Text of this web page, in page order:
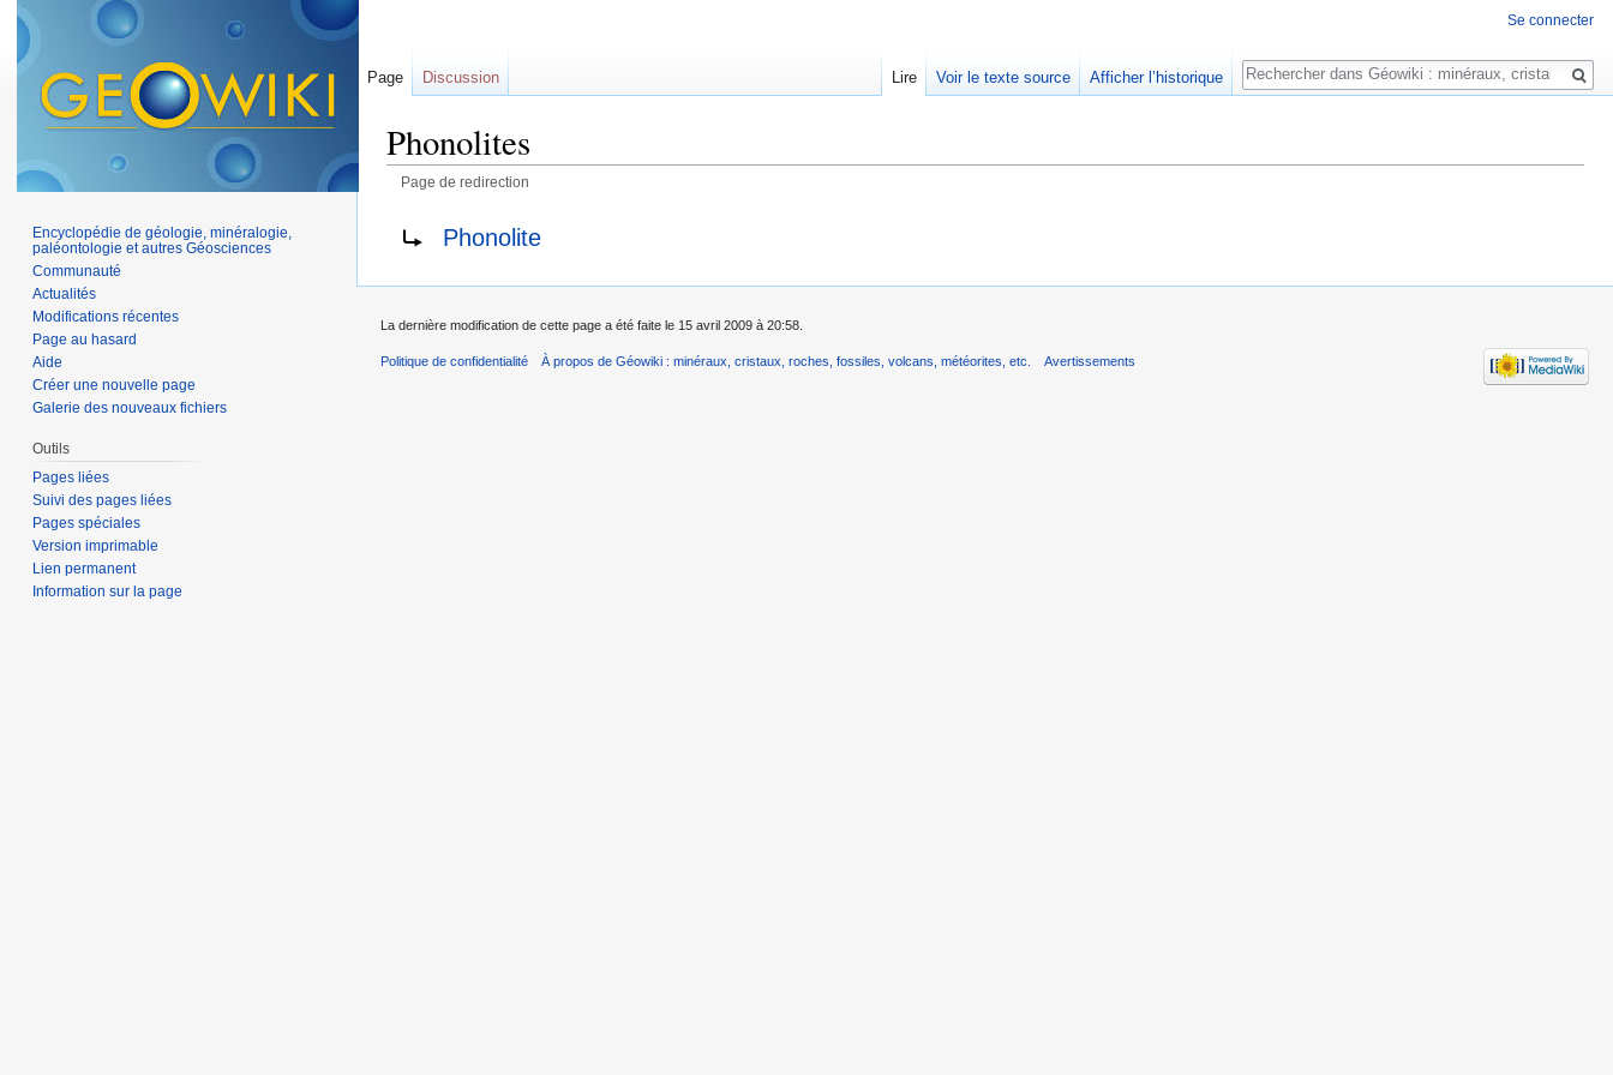
Phonolites
Page de redirection
Rediriger vers :Phonolite
Se connecter
Page Discussion Lire Voir le texte source Afficher l’historique
Rechercher
Encyclopédie de géologie, minéralogie,
paléontologie et autres Géosciences
Communauté
Actualités
Modifications récentes
Page au hasard
Aide
Créer une nouvelle page
Galerie des nouveaux fichiers
Outils
Pages liées
Suivi des pages liées
Pages spéciales
Version imprimable
Lien permanent
Information sur la page
La dernière modification de cette page a été faite le 15 avril 2009 à 20:58.
Politique de confidentialité À propos de Géowiki : minéraux, cristaux, roches, fossiles, volcans, météorites, etc. Avertissements